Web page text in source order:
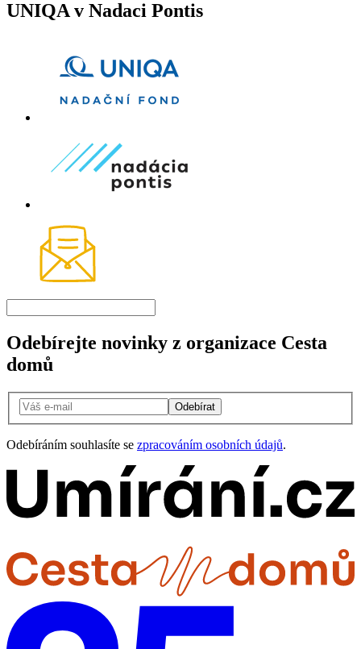
UNIQA v Nadaci Pontis
Odebírejte novinky z organizace Cesta
domů
Odebírat
Odebíráním souhlasíte se zpracováním osobních údajů.